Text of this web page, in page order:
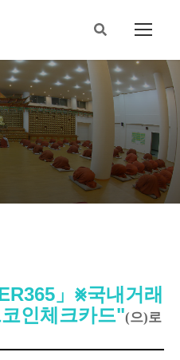
」⨳국내거래
인체크카드"(으)로